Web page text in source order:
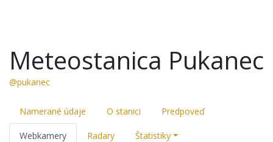
Meteostanica Pukanec
@pukanec
Namerané údaje O stanici Predpoveď
Webkamery Radary Štatistiky